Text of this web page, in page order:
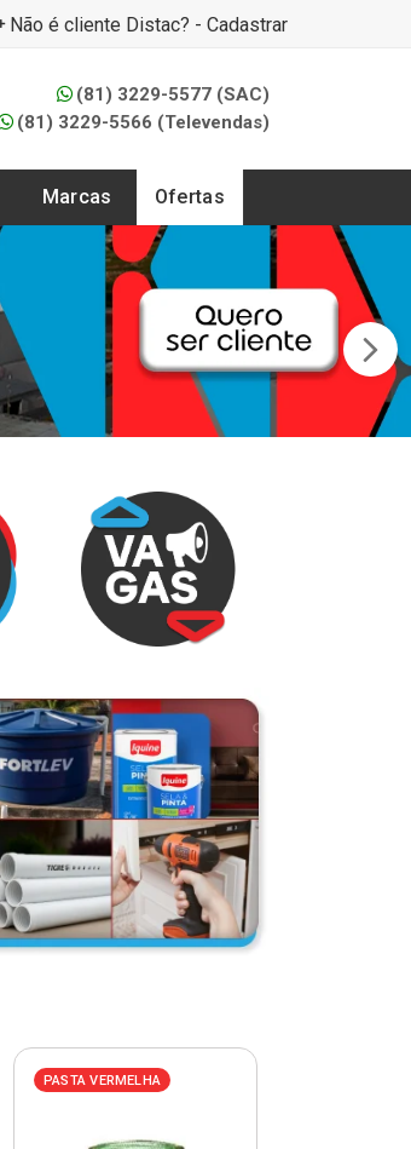
Não é cliente Distac? - Cadastrar
(81) 3229-5577 (SAC)
(81) 3229-5566 (Televendas)
Marcas Ofertas
PASTA VERMELHA